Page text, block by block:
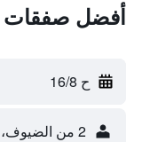
أفضل صفقات
ح 16/8
2 من الضيوف، غرفة واحدة